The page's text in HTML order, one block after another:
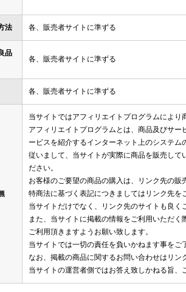
法 各、販売者サイトに準ずる
品
各、販売者サイトに準ずる
各、販売者サイトに準ずる
当サイトではアフィリエイトプログラムにより
アフィリエイトプログラムとは、商品及びサ
ービスを紹介するインターネット上のシステム
従いまして、当サイトが実際に商品を販売して
ださい。
お客様のご要望の商品の購入は、リンク先の販
特商法に基づく表記につきましてはリンク先を
当サイトだけでなく、リンク先のサイトも良く
また、当サイトに掲載の情報をご利用いただ
ご利用頂きますようお願い致します。
当サイトでは一切の責任を負いかねます事をご
なお、掲載の商品に関するお問い合わせはリン
当サイトの運営者側ではお答え致しかねる旨、